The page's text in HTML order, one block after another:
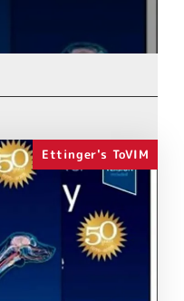
Ettinger's ToVIM